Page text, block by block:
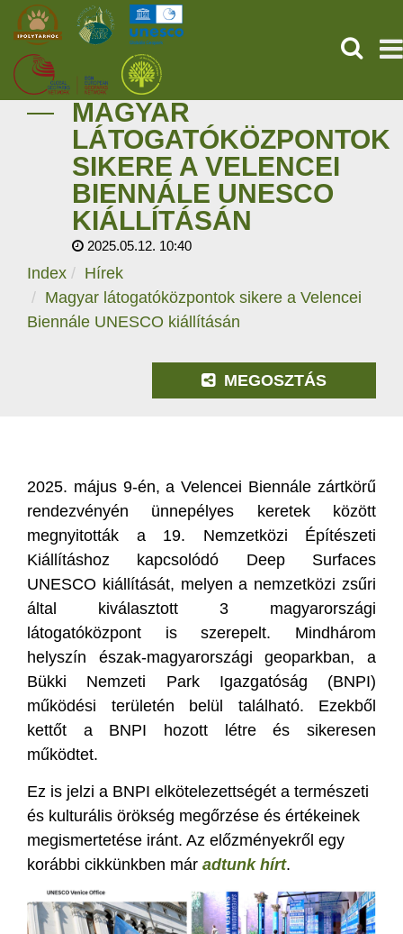
KEZDŐOLDAL
ŐSVILÁGI POMPEJI
SZOLGÁLTATÁSOK
HÍREK
MAGYAR
LÁTOGATÓKÖZPONTOK
SIKERE A VELENCEI
BIENNÁLE UNESCO
KIÁLLÍTÁSÁN
2025.05.12. 10:40
Index
Hírek
Magyar látogatóközpontok sikere a Velencei
Biennále UNESCO kiállításán
MEGOSZTÁS
2025. május 9-én, a Velencei Biennále zártkörű
rendezvényén ünnepélyes keretek között
megnyitották a 19. Nemzetközi Építészeti
Kiállításhoz kapcsolódó Deep Surfaces
UNESCO kiállítását, melyen a nemzetközi zsűri
által kiválasztott 3 magyarországi
látogatóközpont is szerepelt. Mindhárom
helyszín észak-magyarországi geoparkban, a
Bükki Nemzeti Park Igazgatóság (BNPI)
működési területén belül található. Ezekből
kettőt a BNPI hozott létre és sikeresen
működtet.
Ez is jelzi a BNPI elkötelezettségét a természeti
és kulturális örökség megőrzése és értékeinek
megismertetése iránt. Az előzményekről egy
korábbi cikkünkben már adtunk hírt.